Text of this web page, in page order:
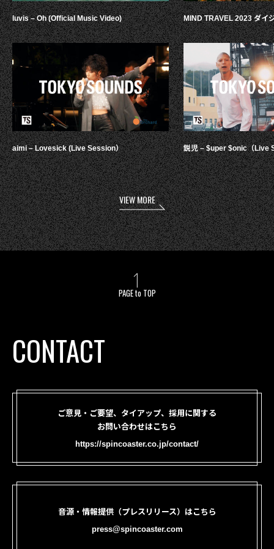
luvis – Oh (Official Music Video)
aimi – Lovesick (Live Session）
MIND TRAVEL 2023 ダイ
鋭児 – $uper $onic（Live
VIEW MORE
PAGE to TOP
CONTACT
ご意見・ご要望、タイアップ、採用に関する
お問い合わせはこちら
https://spincoaster.co.jp/contact/
音源・情報提供（プレスリリース）はこちら
press@spincoaster.com